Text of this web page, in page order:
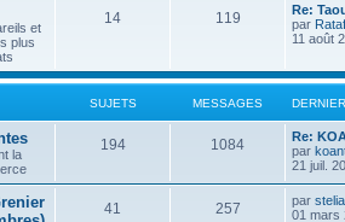
et
plus
14 119
Re:
par
11 août
SUJETS MESSAGES
la
194 1084
Re:
par
21 juil.
41 257 par
01 mars